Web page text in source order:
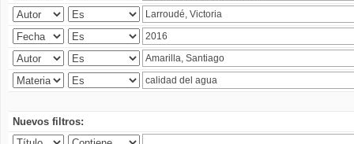
Nuevos filtros: